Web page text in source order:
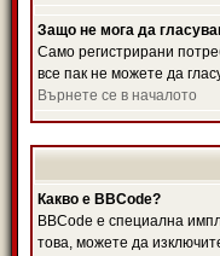
Защо не мога да
Само регистрирани
все пак не можете да
Върнете се в началото
Какво е BBCode?
BBCode е специална
това, можете да